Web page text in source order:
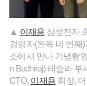
▲ 이재용 삼성전자
경영자(왼쪽 네 번째
소에서 만나 기념촬
n Budhiraj) 테슬라
CTO, 이재용 회장,